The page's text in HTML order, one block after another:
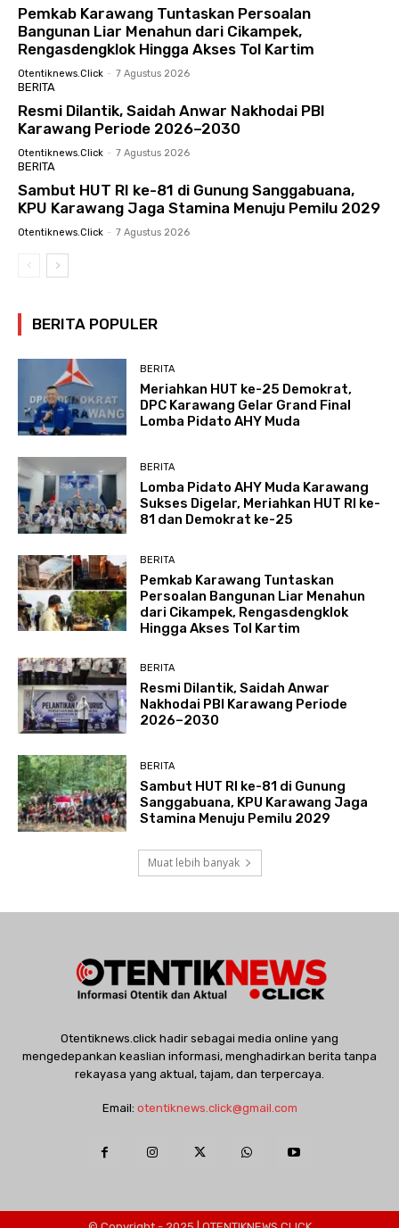
Pemkab Karawang Tuntaskan Persoalan
Bangunan Liar Menahun dari Cikampek,
Rengasdengklok Hingga Akses Tol Kartim
Otentiknews.click - 7 Agustus 2026
BERITA
Resmi Dilantik, Saidah Anwar Nakhodai PBI
Karawang Periode 2026–2030
Otentiknews.click - 7 Agustus 2026
BERITA
Sambut HUT RI ke-81 di Gunung Sanggabuana,
KPU Karawang Jaga Stamina Menuju Pemilu 2029
Otentiknews.click - 7 Agustus 2026
BERITA POPULER
BERITA
Meriahkan HUT ke-25 Demokrat,
DPC Karawang Gelar Grand Final
Lomba Pidato AHY Muda
BERITA
Lomba Pidato AHY Muda Karawang
Sukses Digelar, Meriahkan HUT RI ke-
81 dan Demokrat ke-25
BERITA
Pemkab Karawang Tuntaskan
Persoalan Bangunan Liar Menahun
dari Cikampek, Rengasdengklok
Hingga Akses Tol Kartim
BERITA
Resmi Dilantik, Saidah Anwar
Nakhodai PBI Karawang Periode
2026–2030
BERITA
Sambut HUT RI ke-81 di Gunung
Sanggabuana, KPU Karawang Jaga
Stamina Menuju Pemilu 2029
Muat lebih banyak
Otentiknews.click hadir sebagai media online yang
mengedepankan keaslian informasi, menghadirkan berita tanpa
rekayasa yang aktual, tajam, dan terpercaya.
Email: otentiknews.click@gmail.com